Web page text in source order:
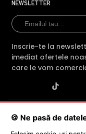
NEWSLETTER
Inscrie-te la
imediat ofertele
care le vom
SC POLITES ONLINE SRL ·
J2015001227161· Capital
Poenaru, Nr. 1, Craiova, Jud.
🍪 Ne pasă de